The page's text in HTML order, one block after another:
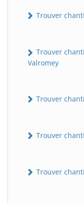
Trouver
Trouver
Valromey
Trouver
Trouver
Trouver